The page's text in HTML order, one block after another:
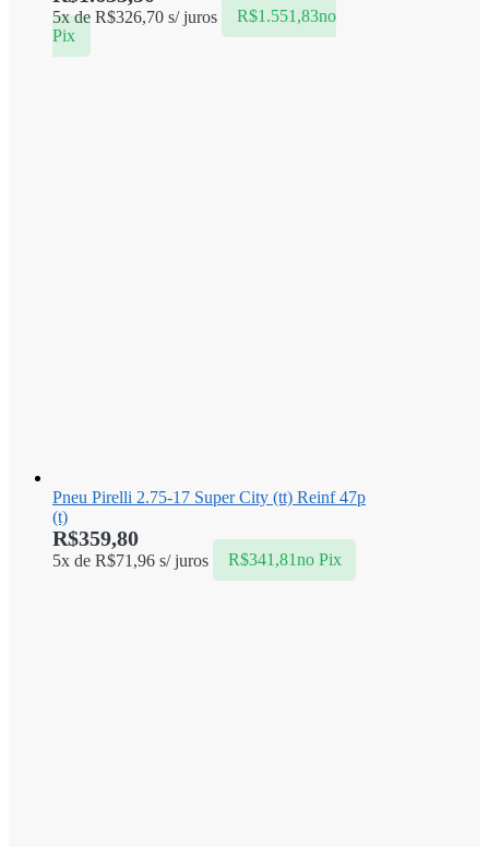
5x de R$326,70 s/ juros R$1.551,83no
Pix
Pneu Pirelli 2.75-17 Super City (tt) Reinf 47p
(t)
R$359,80
5x de R$71,96 s/ juros R$341,81no Pix